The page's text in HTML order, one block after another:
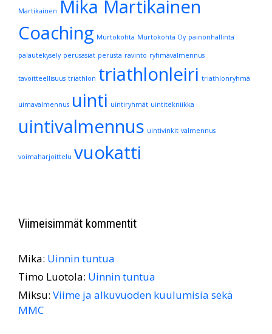
Martikainen Mika Martikainen
Coaching Murtokohta Murtokohta Oy painonhallinta
palautekysely perusasiat perusta ravinto ryhmävalmennus
tavoitteellisuus triathlon triathlonleiri triathlonryhmä
uimavalmennus uinti uintiryhmät uintitekniikka
uintivalmennus uintivinkit valmennus
voimaharjoittelu vuokatti
Viimeisimmät kommentit
Mika: Uinnin tuntua
Timo Luotola: Uinnin tuntua
Miksu: Viime ja alkuvuoden kuulumisia sekä
MMC